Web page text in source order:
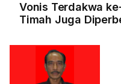
Vonis Terdakwa
Timah Juga